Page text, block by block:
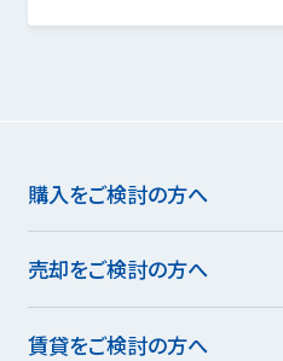
購入をご検討の方へ
売却をご検討の方へ
賃貸をご検討の方へ